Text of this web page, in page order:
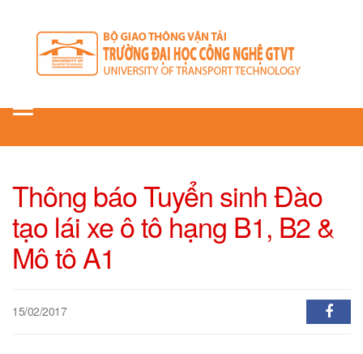
Toggle
Thông báo Tuyển sinh Đào
tạo lái xe ô tô hạng B1, B2 &
Mô tô A1
15/02/2017